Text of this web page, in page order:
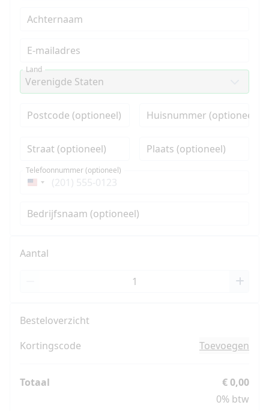
Achternaam
E-mailadres
Land
Postcode (optioneel) Huisnummer (optioneel)
Straat (optioneel) Plaats (optioneel)
Verenigde
+1
Telefoonnummer (optioneel)
Bedrijfsnaam (optioneel)
Aantal
Besteloverzicht
Kortingscode
Toevoegen
Totaal
€ 0,00
0% btw